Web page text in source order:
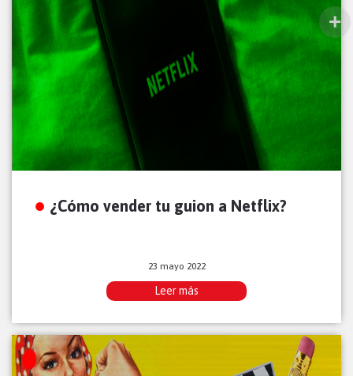
¿Cómo vender tu guion a Netflix?
23 mayo 2022
Leer más